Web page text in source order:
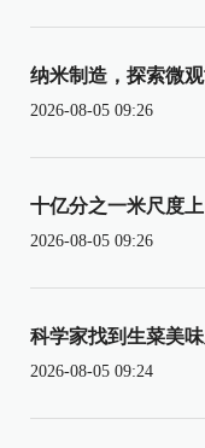
纳米制造，探索微
2026-08-05 09:26
十亿分之一米尺度
2026-08-05 09:26
科学家找到生菜美
2026-08-05 09:24